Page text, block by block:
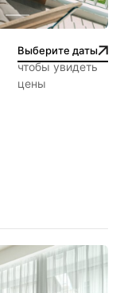
Выберите даты
чтобы увидеть
цены